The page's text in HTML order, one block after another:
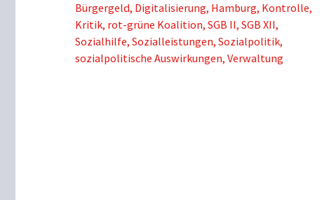
Bürgergeld, Digitalisierung, Hamburg, Kontrolle,
Kritik, rot-grüne Koalition, SGB II, SGB XII,
Sozialhilfe, Sozialleistungen, Sozialpolitik,
sozialpolitische Auswirkungen, Verwaltung